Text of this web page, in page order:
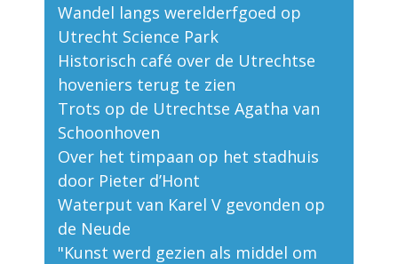
Wandel langs werelderfgoed op
Utrecht Science Park
Historisch café over de Utrechtse
hoveniers terug te zien
Trots op de Utrechtse Agatha van
Schoonhoven
Over het timpaan op het stadhuis
door Pieter d’Hont
Waterput van Karel V gevonden op
de Neude
"Kunst werd gezien als middel om